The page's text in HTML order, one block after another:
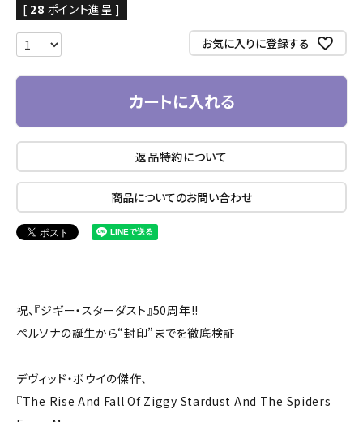
[ 28 ポイント進呈 ]
お気に入りに登録する
カートに入れる
返品特約について
商品についてのお問い合わせ
祝、『ジギー・スターダスト』50周年!!
ペルソナの誕生から“封印”までを徹底検証
デヴィッド・ボウイの傑作、
『The Rise And Fall Of Ziggy Stardust And The Spiders